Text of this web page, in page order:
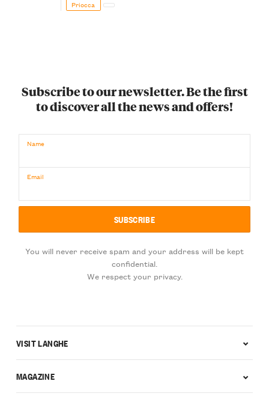
Priocca
Subscribe to our newsletter. Be the first
to discover all the news and offers!
Name
Email
You will never receive spam and your address will be kept
confidential.
We respect your privacy.
VISIT LANGHE
MAGAZINE